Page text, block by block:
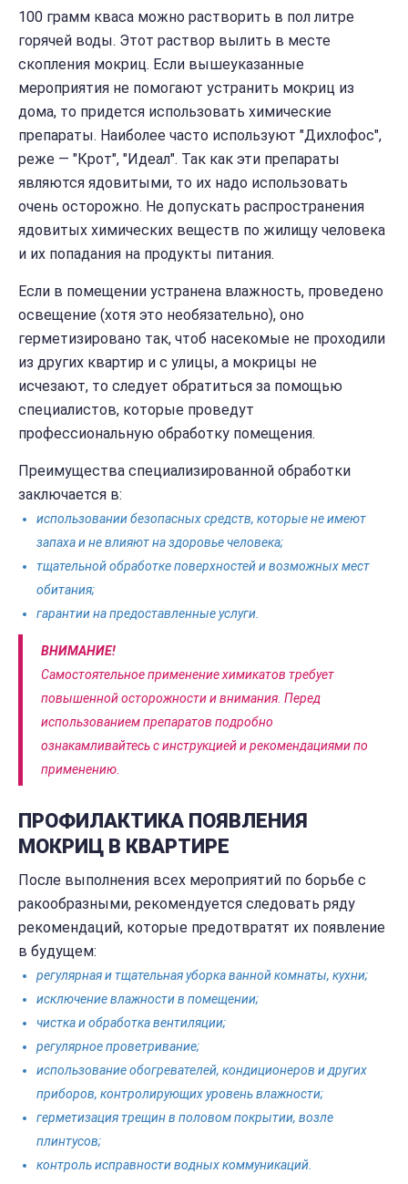
100 грамм кваса можно растворить в пол литре
горячей воды. Этот раствор вылить в месте
скопления мокриц. Если вышеуказанные
мероприятия не помогают устранить мокриц из
дома, то придется использовать химические
препараты. Наиболее часто используют "Дихлофос",
реже — "Крот", "Идеал". Так как эти препараты
являются ядовитыми, то их надо использовать
очень осторожно. Не допускать распространения
ядовитых химических веществ по жилищу человека
и их попадания на продукты питания.
Если в помещении устранена влажность, проведено
освещение (хотя это необязательно), оно
герметизировано так, чтоб насекомые не проходили
из других квартир и с улицы, а мокрицы не
исчезают, то следует обратиться за помощью
специалистов, которые проведут
профессиональную обработку помещения.
Преимущества специализированной обработки
заключается в:
использовании безопасных средств, которые не имеют
запаха и не влияют на здоровье человека;
тщательной обработке поверхностей и возможных мест
обитания;
гарантии на предоставленные услуги.
ВНИМАНИЕ!
Самостоятельное применение химикатов требует
повышенной осторожности и внимания. Перед
использованием препаратов подробно
ознакамливайтесь с инструкцией и рекомендациями по
применению.
ПРОФИЛАКТИКА ПОЯВЛЕНИЯ
МОКРИЦ В КВАРТИРЕ
После выполнения всех мероприятий по борьбе с
ракообразными, рекомендуется следовать ряду
рекомендаций, которые предотвратят их появление
в будущем:
регулярная и тщательная уборка ванной комнаты, кухни;
исключение влажности в помещении;
чистка и обработка вентиляции;
регулярное проветривание;
использование обогревателей, кондиционеров и других
приборов, контролирующих уровень влажности;
герметизация трещин в половом покрытии, возле
плинтусов;
контроль исправности водных коммуникаций.